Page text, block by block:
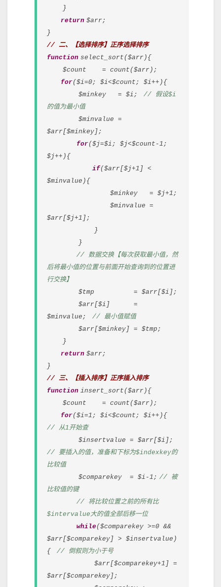
}
return $arr;
}
// 二、【选择排序】正序选择排序
function select_sort($arr){
$count = count($arr);
for($i=0; $i<$count; $i++){
$minkey = $i;
// 假设$i
的值为最小值
$minvalue =
$arr[$minkey];
for($j=$i; $j<$count-1;
$j++){
if($arr[$j+1] <
$minvalue){
$minkey = $j+1;
$minvalue =
$arr[$j+1];
}
}
// 数据交换【每次获取最小值，然
后将最小值的位置与前面开始查询到的位置进
行交换】
$tmp = $arr[$i];
$arr[$i] =
$minvalue;
// 最小值赋值
$arr[$minkey] = $tmp;
}
return $arr;
}
// 三、【插入排序】正序插入排序
function insert_sort($arr){
$count = count($arr);
for($i=1; $i<$count; $i++){
// 从1开始查
$insertvalue = $arr[$i];
// 要插入的值，准备和下标为$indexkey的
比较值
$comparekey = $i-1; // 被
比较值的键
// 将比较位置之前的所有比
$intervalue大的值全部后移一位
while($comparekey >=0 &&
$arr[$comparekey] > $insertvalue)
{
// 倒叙则为小于号
$arr[$comparekey+1] =
$arr[$comparekey];